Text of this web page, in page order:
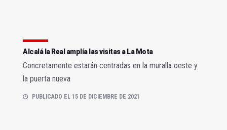
Alcalá la Real amplía las visitas a La Mota
Concretamente estarán centradas en la muralla oeste y
la puerta nueva
PUBLICADO EL 15 DE DICIEMBRE DE 2021